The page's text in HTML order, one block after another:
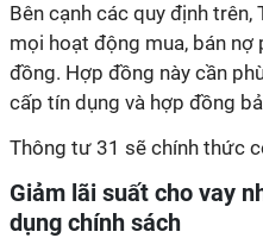
Bên cạnh các quy định
mọi hoạt động mua, bán
đồng. Hợp đồng này cần
cấp tín dụng và hợp đồng
Thông tư 31 sẽ chính thức
Giảm lãi suất cho vay
dụng chính sách